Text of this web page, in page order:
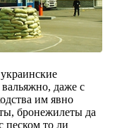
даже с
им явно
бронежилеты да
песком то ли